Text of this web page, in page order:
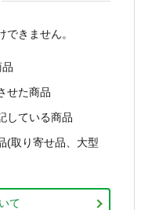
きません。
せた商品
している商品
(取り寄せ品、大型
て